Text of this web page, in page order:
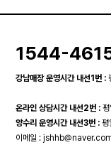
1544-
강남매장 운영시간 내선1번 :
온라인 상담시간 내선2번 :
양수리 운영시간 내선3번 :
이메일 :